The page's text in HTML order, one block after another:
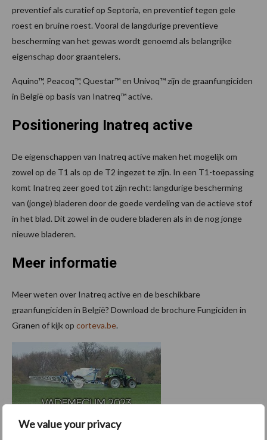
We value your privacy
preventief als curatief op Septoria, en preventief tegen gele
roest en bruine roest. Vooral de langdurige preventieve
bescherming van het gewas wordt genoemd als belangrijke
eigenschap door graantelers.
Aquino™, Peacoq™, Questar™ en Univoq™ zijn de graanfungiciden
in België op basis van Inatreq™ active.
Positionering Inatreq active
De eigenschappen van Inatreq active maken het mogelijk om
zowel op de T1 als op de T2 ingezet te zijn. In een T1-toepassing
komt Inatreq zeer goed tot zijn recht: langdurige bescherming
van (jonge) bladeren door de goede verdeling van de actieve stof
in het blad. Dit zowel in de oudere bladeren als in de nog jonge
nieuwe bladeren.
Meer informatie
Meer weten over Inatreq active en de beschikbare
graanfungiciden in België? Download de brochure Fungiciden in
Granen of kijk op corteva.be.